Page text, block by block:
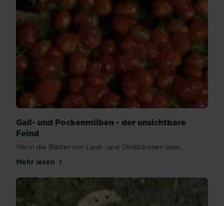
Gall- und Pockenmilben - der unsichtbare
Feind
Wenn die Blätter von Laub- und Obstbäumen oder...
Mehr lesenüber Gall- und Pockenmilben - der unsichtbare